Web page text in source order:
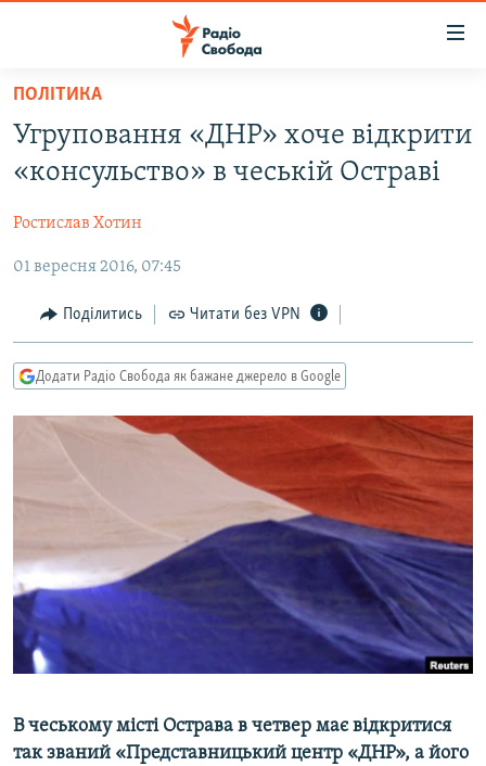
Перейти
основного
матеріалу
до
навігації
Перейти
пошуку
ВСЕ ЗА ДОБУ
ПОЛІТИКА
ЕКОНОМІКА
СУСПІЛЬСТВО
СПОРТ
УКРАЇНА
ВІЙНА
РОСІЙСЬКА «ФІЛЬТРАЦІЯ»
ДОНБАС.РЕАЛІЇ
КРИМ.РЕАЛІЇ
ТИ ЯК?
СХЕМИ
КИТАЙ.ВИКЛИКИ
МУЛЬТИМЕДІА
ФОТО
СПЕЦПРОЄКТИ
ПОДКАСТИ
УКР
ПОЛІТИКА
Угруповання «ДНР» хоче відкрити
«консульство» в чеській Остраві
Ростислав Хотин
01 вересня 2016, 07:45
Поділитись Читати без VPN
Додати Радіо Свобода як бажане джерело в Google
В чеському місті Острава в четвер має відкритися
так званий «Представницький центр «ДНР», а його